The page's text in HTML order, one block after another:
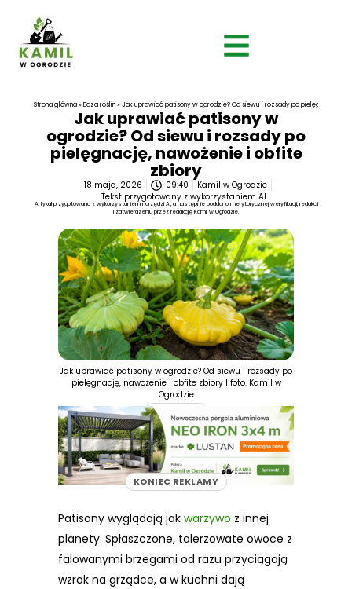
Strona główna»Baza roślin»Jak uprawiać patisony w ogrodzie? Od siewu i rozsady po pielęgnację,
Jak uprawiać patisony w
ogrodzie? Od siewu i rozsady po
pielęgnację, nawożenie i obfite
zbiory
18 maja, 2026 09:40
Kamil w Ogrodzie
Tekst przygotowany z wykorzystaniem AI
Artykuł przygotowano z wykorzystaniem narzędzi AI, a następnie poddano merytorycznej weryfikacji, redakcji
i zatwierdzeniu przez redakcję Kamil w Ogrodzie.
Jak uprawiać patisony w ogrodzie? Od siewu i rozsady po
pielęgnację, nawożenie i obfite zbiory | foto. Kamil w
Ogrodzie
REKLAMA
KONIEC REKLAMY
Patisony wyglądają jak warzywo z innej
planety. Spłaszczone, talerzowate owoce z
falowanymi brzegami od razu przyciągają
wzrok na grządce, a w kuchni dają